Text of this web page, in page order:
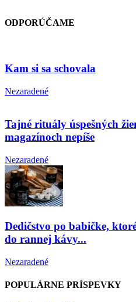
ODPORÚČAME
Kam si sa schovala
Nezaradené
Tajné rituály úspešných
magazínoch nepíše
Nezaradené
Dedičstvo po babičke,
do rannej kávy...
Nezaradené
POPULÁRNE PRÍSPEVKY